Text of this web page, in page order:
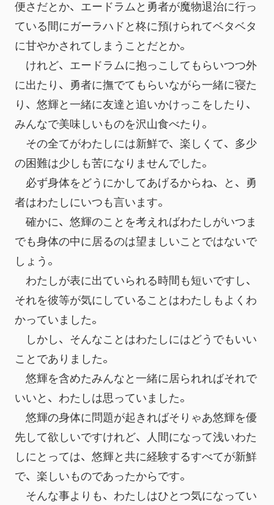
便さだとか、エードラムと勇者が魔物退治に行っ
ている間にガーラハドと柊に預けられてベタベタ
に甘やかされてしまうことだとか。
けれど、エードラムに抱っこしてもらいつつ外
に出たり、勇者に撫でてもらいながら一緒に寝た
り、悠輝と一緒に友達と追いかけっこをしたり、
みんなで美味しいものを沢山食べたり。
その全てがわたしには新鮮で、楽しくて、多少
の困難は少しも苦になりませんでした。
必ず身体をどうにかしてあげるからね、と、勇
者はわたしにいつも言います。
確かに、悠輝のことを考えればわたしがいつま
でも身体の中に居るのは望ましいことではないで
しょう。
わたしが表に出ていられる時間も短いですし、
それを彼等が気にしていることはわたしもよくわ
かっていました。
しかし、そんなことはわたしにはどうでもいい
ことでありました。
悠輝を含めたみんなと一緒に居られればそれで
いいと、わたしは思っていました。
悠輝の身体に問題が起きればそりゃあ悠輝を優
先して欲しいですけれど、人間になって浅いわた
しにとっては、悠輝と共に経験するすべてが新鮮
で、楽しいものであったからです。
そんな事よりも、わたしはひとつ気になってい